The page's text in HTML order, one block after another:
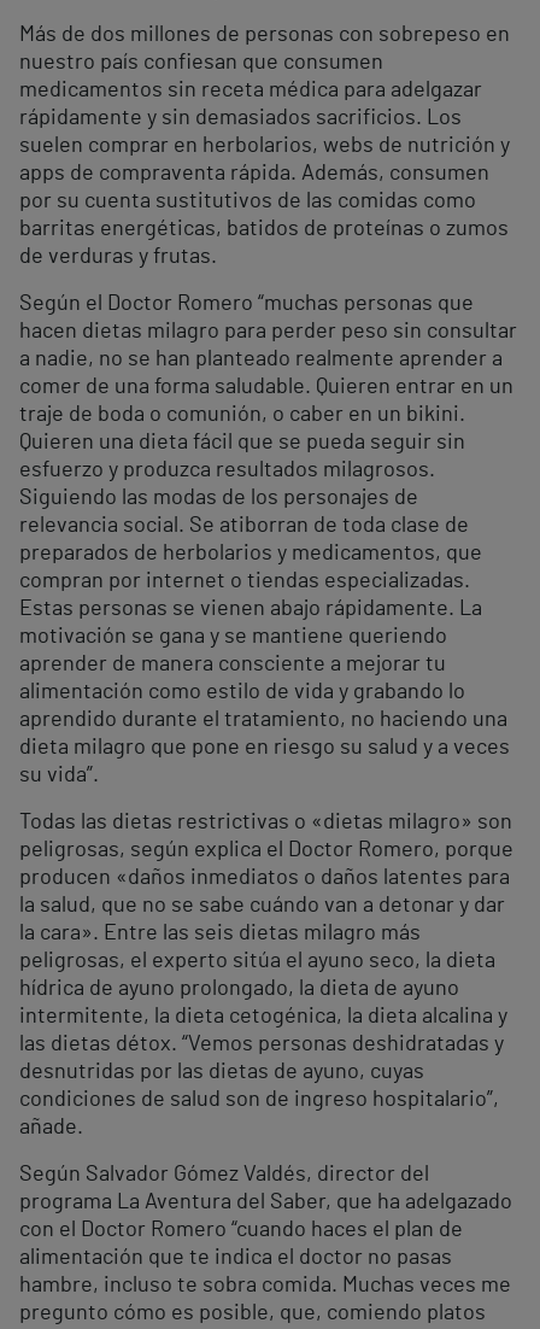
Más de dos millones de personas con sobrepeso en
nuestro país confiesan que consumen
medicamentos sin receta médica para adelgazar
rápidamente y sin demasiados sacrificios. Los
suelen comprar en herbolarios, webs de nutrición y
apps de compraventa rápida. Además, consumen
por su cuenta sustitutivos de las comidas como
barritas energéticas, batidos de proteínas o zumos
de verduras y frutas.
Según el Doctor Romero “muchas personas que
hacen dietas milagro para perder peso sin consultar
a nadie, no se han planteado realmente aprender a
comer de una forma saludable. Quieren entrar en un
traje de boda o comunión, o caber en un bikini.
Quieren una dieta fácil que se pueda seguir sin
esfuerzo y produzca resultados milagrosos.
Siguiendo las modas de los personajes de
relevancia social. Se atiborran de toda clase de
preparados de herbolarios y medicamentos, que
compran por internet o tiendas especializadas.
Estas personas se vienen abajo rápidamente. La
motivación se gana y se mantiene queriendo
aprender de manera consciente a mejorar tu
alimentación como estilo de vida y grabando lo
aprendido durante el tratamiento, no haciendo una
dieta milagro que pone en riesgo su salud y a veces
su vida”.
Todas las dietas restrictivas o «dietas milagro» son
peligrosas, según explica el Doctor Romero, porque
producen «daños inmediatos o daños latentes para
la salud, que no se sabe cuándo van a detonar y dar
la cara». Entre las seis dietas milagro más
peligrosas, el experto sitúa el ayuno seco, la dieta
hídrica de ayuno prolongado, la dieta de ayuno
intermitente, la dieta cetogénica, la dieta alcalina y
las dietas détox. “Vemos personas deshidratadas y
desnutridas por las dietas de ayuno, cuyas
condiciones de salud son de ingreso hospitalario”,
añade.
Según Salvador Gómez Valdés, director del
programa La Aventura del Saber, que ha adelgazado
con el Doctor Romero “cuando haces el plan de
alimentación que te indica el doctor no pasas
hambre, incluso te sobra comida. Muchas veces me
pregunto cómo es posible, que, comiendo platos